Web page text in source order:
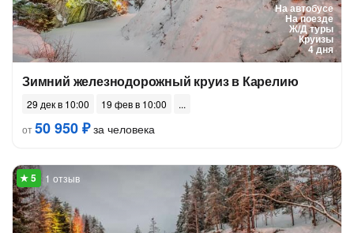
На автобусе
На поезде
Ж/Д туры
Круизы
4 дня
Зимний железнодорожный круиз в Карелию
29 дек в 10:00
19 фев в 10:00
от50 950 ₽за человека
1 отзыв